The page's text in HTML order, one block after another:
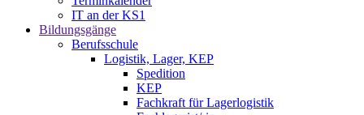
IT an der KS1
Bildungsgänge
Berufsschule
Logistik, Lager, KEP
Spedition
KEP
Fachkraft für Lagerlogistik